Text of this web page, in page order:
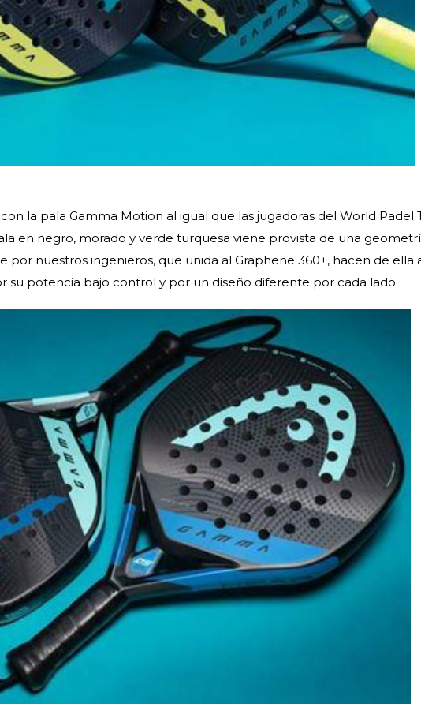
la pala Gamma Motion al igual que las jugadoras del World Padel
en negro, morado y verde turquesa viene provista de una
por nuestros ingenieros, que unida al Graphene 360+, hacen de ella
su potencia bajo control y por un diseño diferente por cada lado.